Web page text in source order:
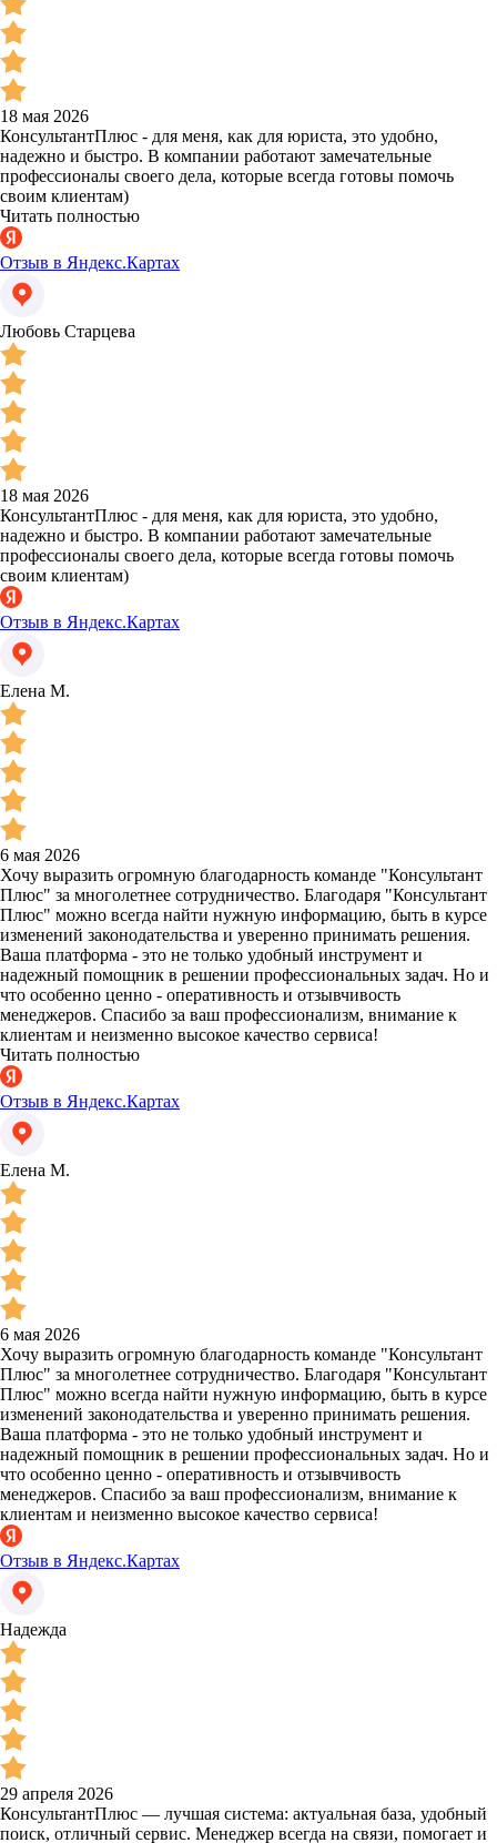
18 мая 2026
КонсультантПлюс - для меня, как для юриста, это удобно,
надежно и быстро. В компании работают замечательные
профессионалы своего дела, которые всегда готовы помочь
своим клиентам)
Читать полностью
Отзыв в Яндекс.Картах
Любовь Старцева
18 мая 2026
КонсультантПлюс - для меня, как для юриста, это удобно,
надежно и быстро. В компании работают замечательные
профессионалы своего дела, которые всегда готовы помочь
своим клиентам)
Отзыв в Яндекс.Картах
Елена М.
6 мая 2026
Хочу выразить огромную благодарность команде "Консультант
Плюс" за многолетнее сотрудничество. Благодаря "Консультант
Плюс" можно всегда найти нужную информацию, быть в курсе
изменений законодательства и уверенно принимать решения.
Ваша платформа - это не только удобный инструмент и
надежный помощник в решении профессиональных задач. Но и
что особенно ценно - оперативность и отзывчивость
менеджеров. Спасибо за ваш профессионализм, внимание к
клиентам и неизменно высокое качество сервиса!
Читать полностью
Отзыв в Яндекс.Картах
Елена М.
6 мая 2026
Хочу выразить огромную благодарность команде "Консультант
Плюс" за многолетнее сотрудничество. Благодаря "Консультант
Плюс" можно всегда найти нужную информацию, быть в курсе
изменений законодательства и уверенно принимать решения.
Ваша платформа - это не только удобный инструмент и
надежный помощник в решении профессиональных задач. Но и
что особенно ценно - оперативность и отзывчивость
менеджеров. Спасибо за ваш профессионализм, внимание к
клиентам и неизменно высокое качество сервиса!
Отзыв в Яндекс.Картах
Надежда
29 апреля 2026
КонсультантПлюс — лучшая система: актуальная база, удобный
поиск, отличный сервис. Менеджер всегда на связи, помогает и